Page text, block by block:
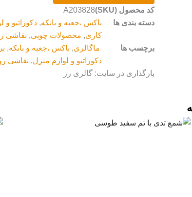
عدد
کد محصول (SKU)
A203828
دسته بندی ها
باکس ،جعبه و بانکه,دکوراتیو و
کاری, محصولات چوبی, نقاشی
برچسب ها
ماگالری, باکس ،جعبه و بانکه,
دکوراتیو و لوازم منزل, نقاشی
بارگذاری در سایت: گالری رز